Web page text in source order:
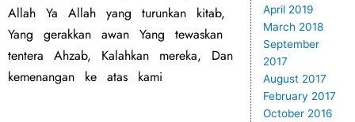
Allah Ya Allah yang turunkan kitab,
Yang gerakkan awan Yang tewaskan
tentera Ahzab, Kalahkan mereka, Dan
kemenangan ke atas kami
April 2019
March 2018
September
2017
August 2017
February 2017
October 2016